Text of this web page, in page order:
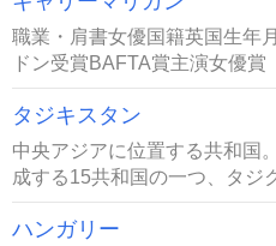
職業・肩書女優国籍英国生年
ドン受賞BAFTA賞主演女優賞
タジキスタン
中央アジアに位置する共和国
成する15共和国の一つ、タジ
ハンガリー